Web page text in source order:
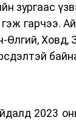
зургаас
гарчээ.
Өлгий, Ховд,
2023